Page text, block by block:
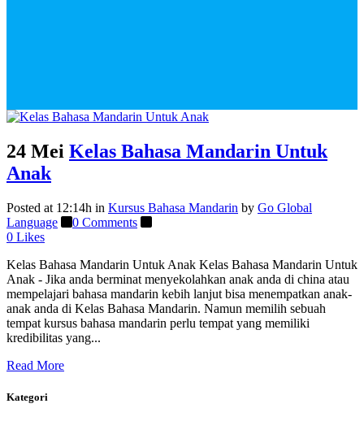
24 Mei Kelas Bahasa Mandarin Untuk
Anak
Posted at 12:14h in Kursus Bahasa Mandarin by Go Global
Language
0 Comments
0 Likes
Kelas Bahasa Mandarin Untuk Anak Kelas Bahasa Mandarin Untuk
Anak - Jika anda berminat menyekolahkan anak anda di china atau
mempelajari bahasa mandarin kebih lanjut bisa menempatkan anak-
anak anda di Kelas Bahasa Mandarin. Namun memilih sebuah
tempat kursus bahasa mandarin perlu tempat yang memiliki
kredibilitas yang...
Read More
Kategori